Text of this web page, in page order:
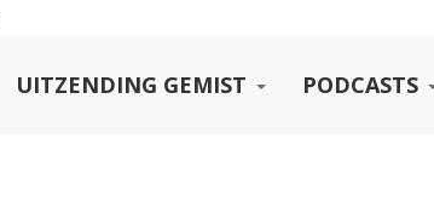
UITZENDING GEMIST PODCASTS